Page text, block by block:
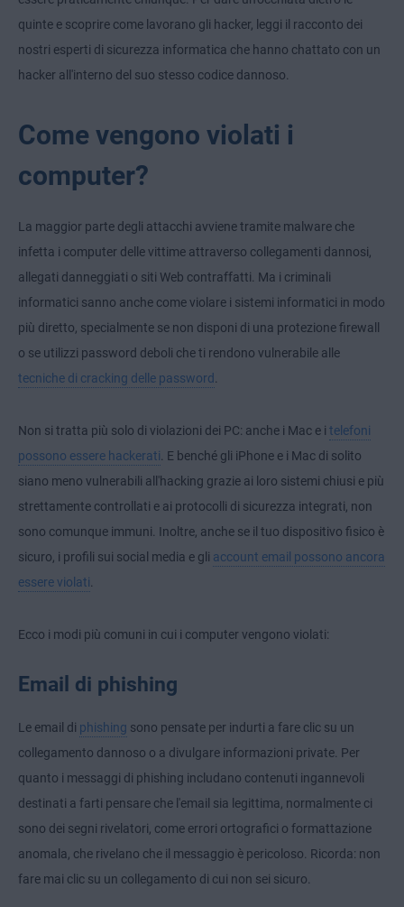
quinte e scoprire come lavorano gli hacker, leggi il racconto dei
nostri esperti di sicurezza informatica che hanno chattato con un
hacker all'interno del suo stesso codice dannoso.
Come vengono violati i
computer?
La maggior parte degli attacchi avviene tramite malware che
infetta i computer delle vittime attraverso collegamenti dannosi,
allegati danneggiati o siti Web contraffatti. Ma i criminali
informatici sanno anche come violare i sistemi informatici in modo
più diretto, specialmente se non disponi di una protezione firewall
o se utilizzi password deboli che ti rendono vulnerabile alle
tecniche di cracking delle password
Non si tratta più solo di violazioni dei PC: anche i Mac e i telefoni
possono essere hackerati . E benché gli iPhone e i Mac di solito
siano meno vulnerabili all'hacking grazie ai loro sistemi chiusi e più
strettamente controllati e ai protocolli di sicurezza integrati, non
sono comunque immuni. Inoltre, anche se il tuo dispositivo fisico è
sicuro, i profili sui social media e gli account email possono ancora
essere violati
Ecco i modi più comuni in cui i computer vengono violati:
Email di phishing
Le email di phishing sono pensate per indurti a fare clic su un
collegamento dannoso o a divulgare informazioni private. Per
quanto i messaggi di phishing includano contenuti ingannevoli
destinati a farti pensare che l'email sia legittima, normalmente ci
sono dei segni rivelatori, come errori ortografici o formattazione
anomala, che rivelano che il messaggio è pericoloso. Ricorda: non
fare mai clic su un collegamento di cui non sei sicuro.